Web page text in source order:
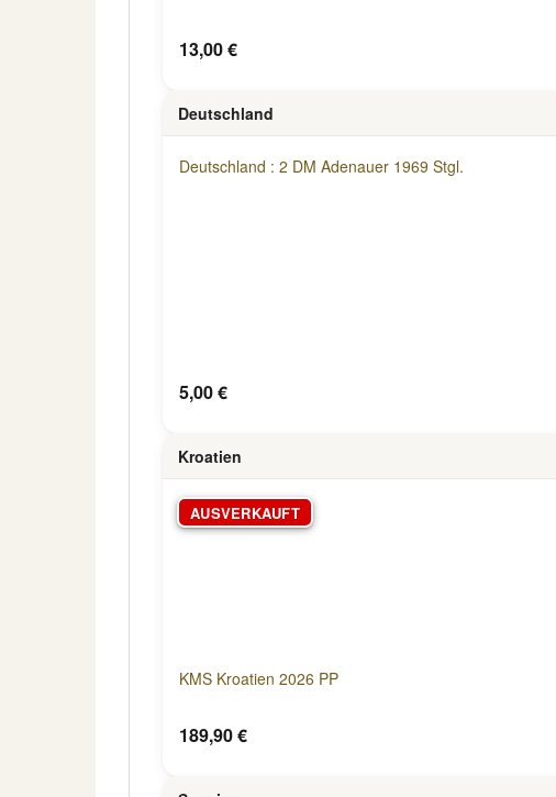
13,00 €
Deutschland
Deutschland : 2 DM Adenauer 1969 Stgl.
5,00 €
Kroatien
AUSVERKAUFT
KMS Kroatien 2026 PP
189,90 €